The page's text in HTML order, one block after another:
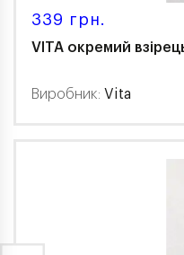
339 грн.
VITA окремий
Виробник: Vita